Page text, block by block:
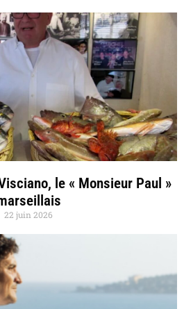
le « Monsieur Paul »
22 juin 2026